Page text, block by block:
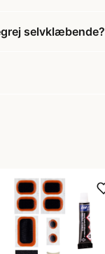
selvklæbende?